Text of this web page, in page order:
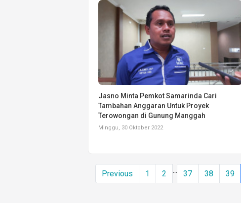
Jasno Minta Pemkot Samarinda Cari
Tambahan Anggaran Untuk Proyek
Terowongan di Gunung Manggah
Minggu, 30 Oktober 2022
Previous 1 2 ... 37 38 39